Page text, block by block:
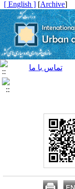
[
Archive
]
[ English ]
تماس با ما